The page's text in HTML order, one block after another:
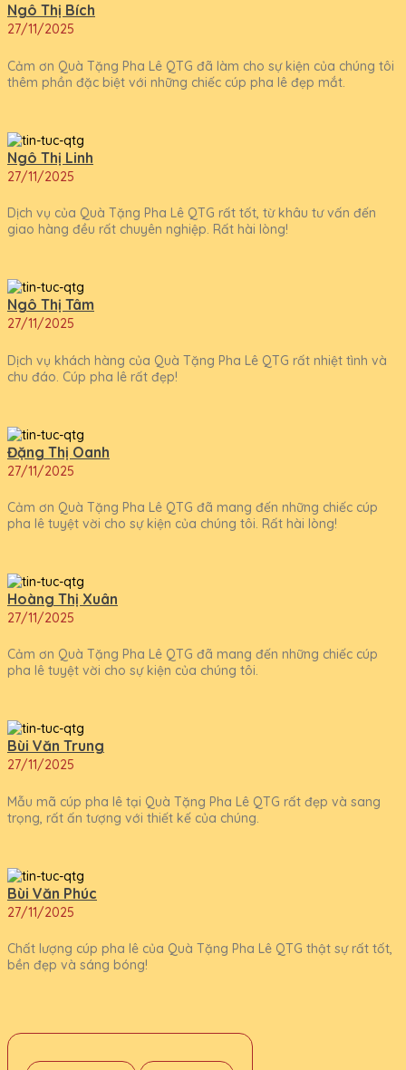
Ngô Thị Bích
27/11/2025
Cảm ơn Quà Tặng Pha Lê QTG đã làm cho sự kiện của chúng tôi
thêm phần đặc biệt với những chiếc cúp pha lê đẹp mắt.
Ngô Thị Linh
27/11/2025
Dịch vụ của Quà Tặng Pha Lê QTG rất tốt, từ khâu tư vấn đến
giao hàng đều rất chuyên nghiệp. Rất hài lòng!
Ngô Thị Tâm
27/11/2025
Dịch vụ khách hàng của Quà Tặng Pha Lê QTG rất nhiệt tình và
chu đáo. Cúp pha lê rất đẹp!
Đặng Thị Oanh
27/11/2025
Cảm ơn Quà Tặng Pha Lê QTG đã mang đến những chiếc cúp
pha lê tuyệt vời cho sự kiện của chúng tôi. Rất hài lòng!
Hoàng Thị Xuân
27/11/2025
Cảm ơn Quà Tặng Pha Lê QTG đã mang đến những chiếc cúp
pha lê tuyệt vời cho sự kiện của chúng tôi.
Bùi Văn Trung
27/11/2025
Mẫu mã cúp pha lê tại Quà Tặng Pha Lê QTG rất đẹp và sang
trọng, rất ấn tượng với thiết kế của chúng.
Bùi Văn Phúc
27/11/2025
Chất lượng cúp pha lê của Quà Tặng Pha Lê QTG thật sự rất tốt,
bền đẹp và sáng bóng!